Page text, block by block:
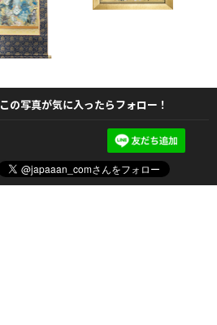
この写真が気に入ったらフォロー！